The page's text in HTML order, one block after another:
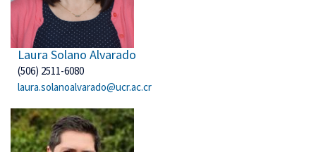
Laura Solano Alvarado
(506) 2511-6080
laura.solanoalvarado@ucr.ac.cr